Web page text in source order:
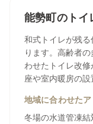
能勢町 のトイ
和式トイレが残
ります。高齢者
わせたトイレ改
座や室内暖房の設
地域に合わせた
冬場の水道管凍